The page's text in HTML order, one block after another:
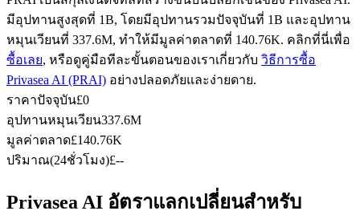
คัดลอกการซื้อขาย
เข้าร่วมกับเทรดเดอร์ชั้นนำ
มีอุปทานสูงสุดที่ 1B, โดยมีอุปทานรวมปัจจุบันที่ 1B และอุปทาน
หมุนเวียนที่ 337.6M, ทำให้มีมูลค่าตลาดที่ 140.76K. คลิกที่นี่เพื่อ
ซื้อเลย, หรือดูคู่มือทีละขั้นตอนของเราเกี่ยวกับ วิธีการซื้อ
Privasea AI (PRAI) อย่างปลอดภัยและง่ายดาย.
ราคาปัจจุบัน£0
อุปทานหมุนเวียน337.6M
มูลค่าตลาด£140.76K
ปริมาณ(24ชั่วโมง)£--
Privasea AI อัตราแลกเปลี่ยนสำหรับ